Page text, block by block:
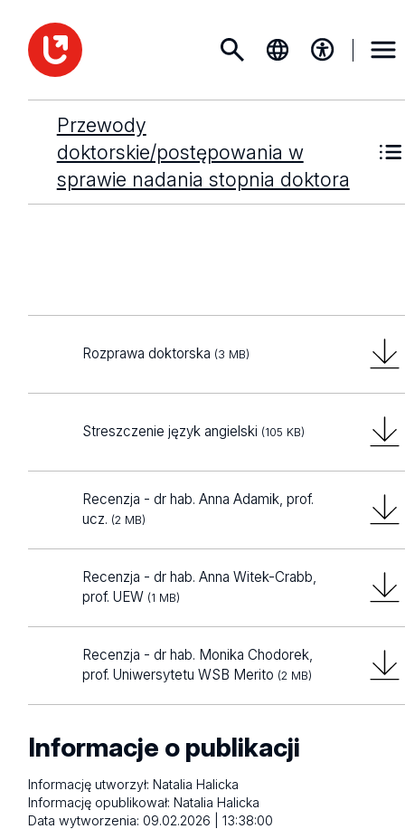
Przewody
doktorskie/postępowania w
sprawie nadania stopnia doktora
Rozprawa doktorska (3 MB)
Streszczenie język angielski (105 KB)
Recenzja - dr hab. Anna Adamik, prof.
ucz. (2 MB)
Recenzja - dr hab. Anna Witek-Crabb,
prof. UEW (1 MB)
Recenzja - dr hab. Monika Chodorek,
prof. Uniwersytetu WSB Merito (2 MB)
Informacje o publikacji
Informację utworzył:Natalia Halicka
Informację opublikował:Natalia Halicka
Data wytworzenia:09.02.2026 | 13:38:00